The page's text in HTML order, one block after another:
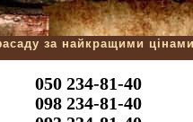
за найкращими
050 234-81-40
098 234-81-40